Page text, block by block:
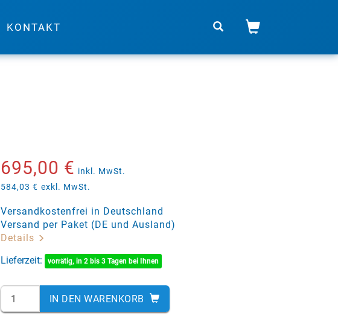
KONTAKT
695,00 € inkl. MwSt.
584,03 € exkl. MwSt.
Versandkostenfrei in Deutschland
Versand per Paket (DE und Ausland)
Details
Lieferzeit:
vorrätig, in 2 bis 3 Tagen bei Ihnen
IN DEN WARENKORB